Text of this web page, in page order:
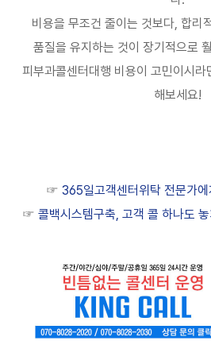
비용을 무조건 줄이는 것보다, 합리
품질을 유지하는 것이 장기적으로
피부과콜센터대행 비용이 고민이시라
해보세요!
☞ 365일고객센터위탁 전문가
☞ 콜백시스템구축, 고객 콜 하나도